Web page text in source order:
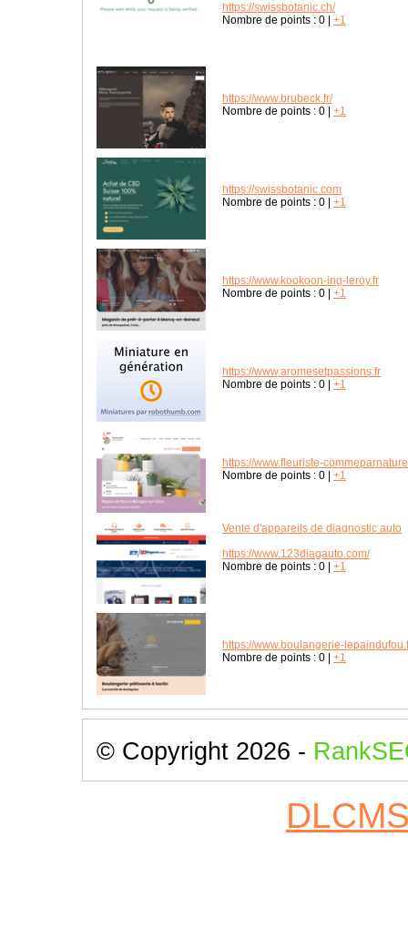
https://swissbotanic.ch/
Nombre de points : 0 +1
https://www.brubeck.fr/
Nombre de points : 0 +1
https://swissbotanic.com
Nombre de points : 0 +1
https://www.kookoon-ing-leroy.fr
Nombre de points : 0 +1
https://www.aromesetpassions.fr
Nombre de points : 0 +1
https://www.fleuriste-
Nombre de points : 0 +1
Vente d'appareils de diagnostic auto
https://www.123diagauto.com/
Nombre de points : 0 +1
https://www.boulangerie-
Nombre de points : 0 +1
© Copyright 2026 -